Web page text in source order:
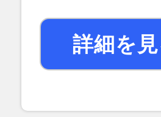
詳細を